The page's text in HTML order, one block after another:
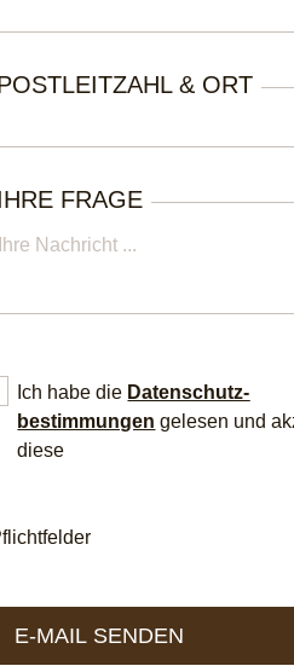
& ORT
FRAGE
Ich habe die Datenschutz­
bestimmungen gelesen und
diese
E-MAIL SENDEN